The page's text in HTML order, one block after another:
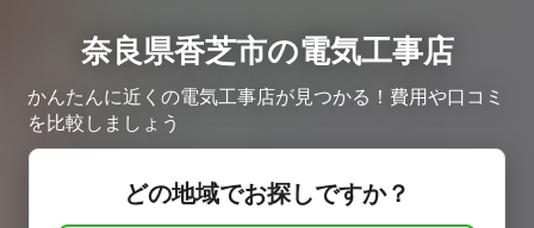
奈良県香芝市の電気工事店
かんたんに近くの電気工事店が見つかる！費用や口コミ
を比較しましょう
どの地域でお探しですか？